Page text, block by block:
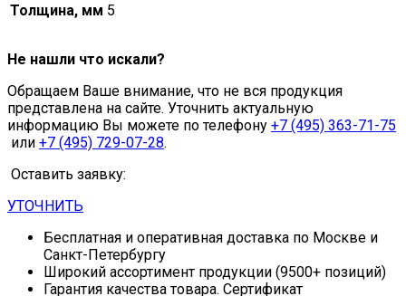
Толщина, мм 5
Не нашли что искали?
Обращаем Ваше внимание, что не вся продукция
представлена на сайте. Уточнить актуальную
информацию Вы можете по телефону +7 (495) 363-71-75
или +7 (495) 729-07-28.
Оставить заявку:
УТОЧНИТЬ
Бесплатная и оперативная доставка по Москве и
Санкт-Петербургу
Широкий ассортимент продукции (9500+ позиций)
Гарантия качества товара. Сертификат